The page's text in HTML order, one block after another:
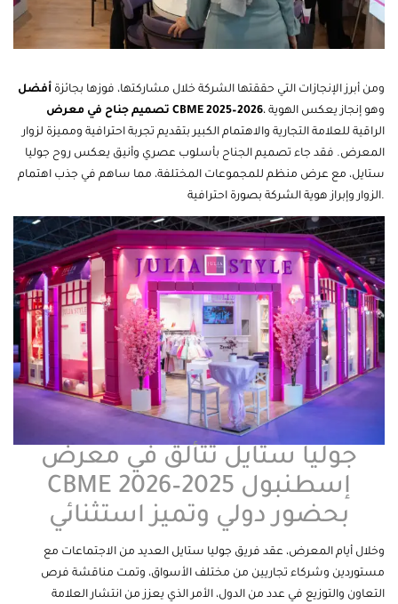
ومن أبرز الإنجازات التي حققتها الشركة خلال مشاركتها، فوزها بجائزة أفضل
تصميم جناح في معرض CBME 2025–2026، وهو إنجاز يعكس الهوية
الراقية للعلامة التجارية والاهتمام الكبير بتقديم تجربة احترافية ومميزة لزوار
المعرض. فقد جاء تصميم الجناح بأسلوب عصري وأنيق يعكس روح جوليا
ستايل، مع عرض منظم للمجموعات المختلفة، مما ساهم في جذب اهتمام
الزوار وإبراز هوية الشركة بصورة احترافية.
جوليا ستايل تتألق في معرض
CBME إسطنبول 2025–2026
بحضور دولي وتميز استثنائي
وخلال أيام المعرض، عقد فريق جوليا ستايل العديد من الاجتماعات مع
مستوردين وشركاء تجاريين من مختلف الأسواق، وتمت مناقشة فرص
التعاون والتوزيع في عدد من الدول، الأمر الذي يعزز من انتشار العلامة